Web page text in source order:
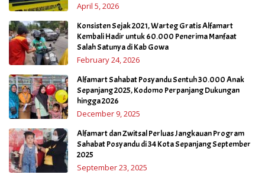
April 5, 2026
Konsisten Sejak 2021, Warteg Gratis Alfamart
Kembali Hadir untuk 60.000 Penerima Manfaat
Salah Satunya di Kab Gowa
February 24, 2026
Alfamart Sahabat Posyandu Sentuh 30.000 Anak
Sepanjang 2025, Kodomo Perpanjang Dukungan
hingga 2026
December 9, 2025
Alfamart dan Zwitsal Perluas Jangkauan Program
Sahabat Posyandu di 34 Kota Sepanjang September
2025
September 23, 2025